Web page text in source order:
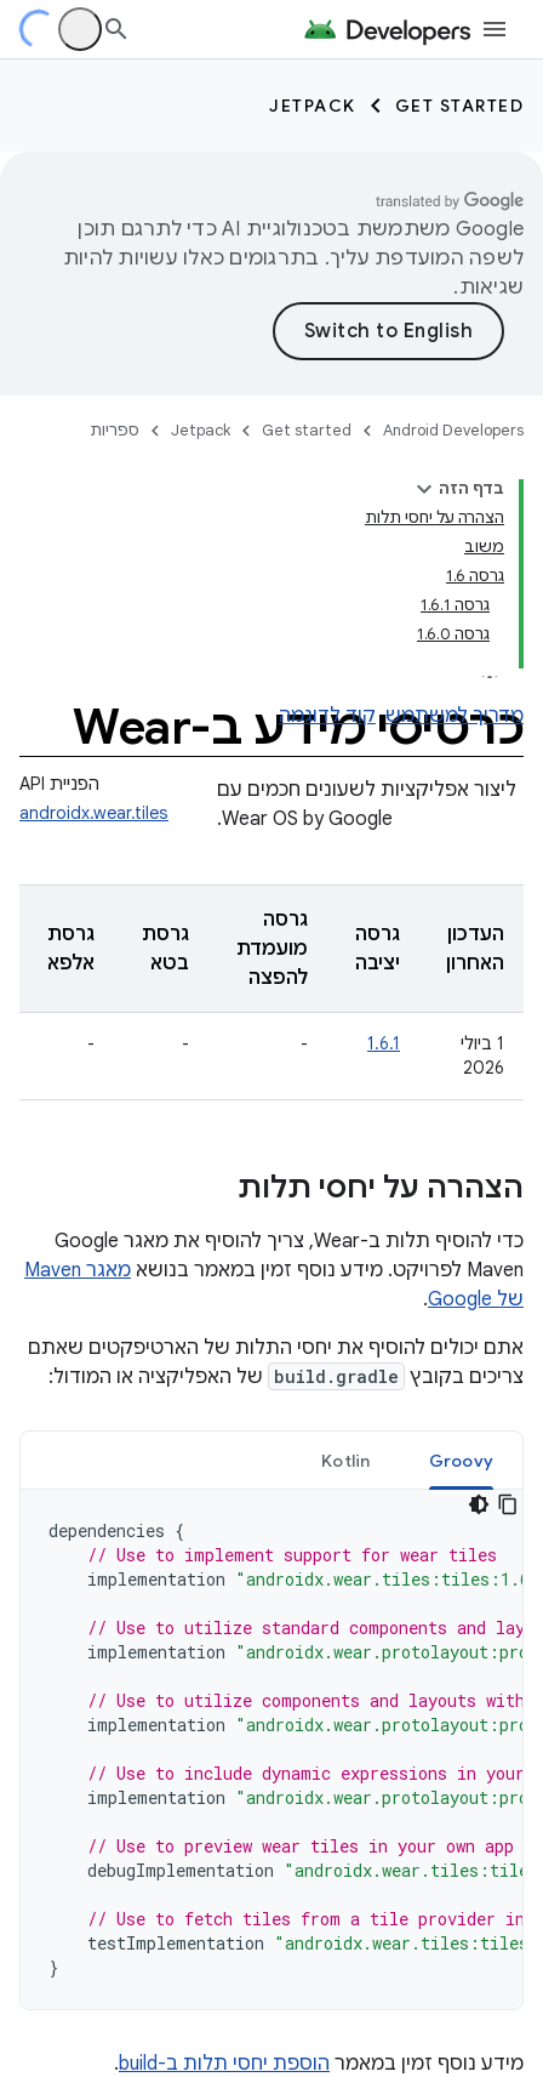
GET STARTED
JETPACK
‫Google משתמשת בטכנולוגיית AI כדי לתרגם תוכן
לשפה המועדפת עליך. בתרגומים כאלו עשויות להיות
שגיאות.
Android Developers
Get started
Jetpack ספריות
בדף הזה
הצהרה על יחסי תלות
משוב
גרסה 1.6
גרסה 1.6.1
גרסה 1.6.0
כרטיסי מידע ב-Wear
מדריך למשתמש קוד לדוגמה
הפניית API
androidx.wear.tiles
ליצור אפליקציות לשעונים חכמים עם
Wear OS by Google.
העדכון
האחרון
גרסה
יציבה
גרסה
מועמדת
להפצה
גרסת
בטא
גרסת
אלפא
‫1 ביולי
2026
1.6.1
-
-
-
הצהרה על יחסי תלות
כדי להוסיף תלות ב-Wear, צריך להוסיף את מאגר Google
Maven לפרויקט. מידע נוסף זמין במאמר בנושא
מאגר Maven
של Google
.
אתם יכולים להוסיף את יחסי התלות של הארטיפקטים שאתם
צריכים בקובץ build.gradle של האפליקציה או המודול:
Groovy
Kotlin
dependencies {
// Use to implement support for wear tiles
implementation
// Use to utilize standard components and
implementation
// Use to utilize components and layouts
implementation
// Use to include dynamic expressions in your
implementation
// Use to preview wear tiles in your own app
debugImplementation
// Use to fetch tiles from a tile provider in
testImplementation
}
מידע נוסף זמין במאמר הוספת יחסי תלות ב-build .